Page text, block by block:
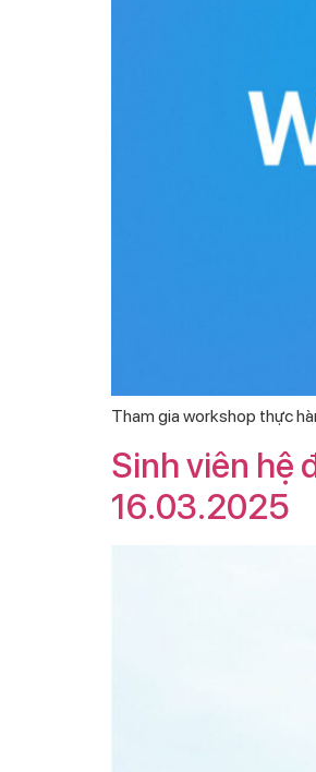
Tham gia workshop thực
Sinh viên hệ
16.03.2025